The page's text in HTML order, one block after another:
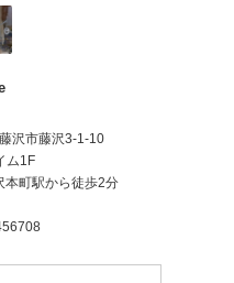
沢市藤沢3-1-10
ム1F
本町駅から徒歩2分